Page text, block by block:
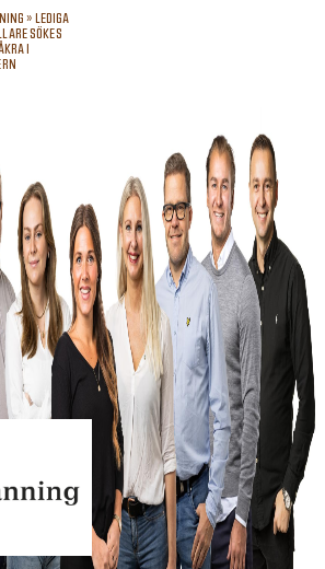
»
LEDIGA
SÖKES
I